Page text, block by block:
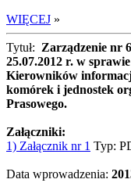
WIĘCEJ »
Tytuł: Zarządzenie nr
25.07.2012 r. w
Kierowników
komórek i jednostek
Prasowego.
Załączniki:
1) Załącznik nr 1 Typ:
Data wprowadzenia: